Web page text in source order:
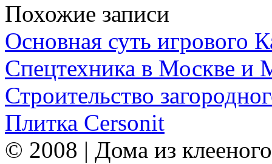
Похожие записи
Основная суть игрового
Спецтехника в Москве и
Строительство
Плитка Cersonit
© 2008 | Дома из